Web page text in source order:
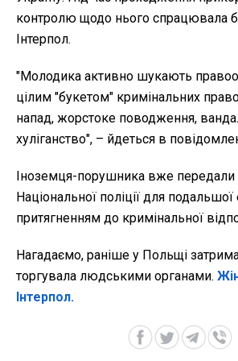
контролю щодо нього спрацювала
Інтерпол.
"Молодика активно шукають
цілим "букетом" кримінальних
напад, жорстоке поводження,
хуліганство", – йдеться в
Іноземця-порушника вже передали
Національної поліції для подальшої
притягненням до кримінальної
Нагадаємо, раніше у Польщі
торгувала людськими органами.
Інтерпол.